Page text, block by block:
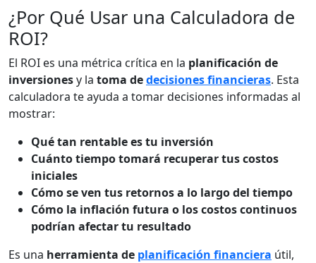
¿Por Qué Usar una Calculadora de
ROI?
El ROI es una métrica crítica en la planificación de
inversionesy la toma dedecisiones financieras. Esta
calculadora te ayuda a tomar decisiones informadas al
mostrar:
Qué tan rentable es tu inversión
Cuánto tiempo tomará recuperar tus costos
iniciales
Cómo se ven tus retornos a lo largo del tiempo
Cómo la inflación futura o los costos continuos
podrían afectar tu resultado
Es una herramienta de planificación financiera útil,